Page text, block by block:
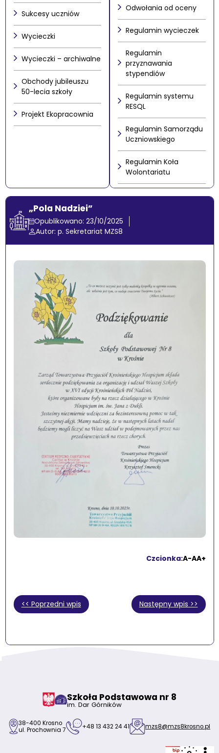
„Pola Nadziei”
Opublikowano: 23/10/2025
Autor: p. Sekretariat MZS8
Czcionka:A-AA+
<< Poprzedni wpis Następny wpis >>
Sukcesy uczniów
Wycieczki
Wycieczki – archiwalne
Obchody jubileuszu
50-lecia szkoły
Projekt Ekopracownia
Odwołania od oceny
Regulamin wycieczek
Regulamin
przyznawania
stypendiów
Regulamin systemu
RESQL
Regulamin Samorządu
Uczniowskiego
Regulamin Koła
Wolontariatu
Szkoła Podstawowa nr 8
im. Dar Górników
38-400 Krosno
ul. Prochownia 7
+48 13 432 24 41 mzs8@mzs8krosno.pl